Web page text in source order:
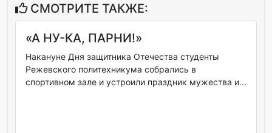
СМОТРИТЕ ТАКЖЕ:
«А НУ-КА, ПАРНИ!»
Накануне Дня защитника Отечества студенты
Режевского политехникума собрались в
спортивном зале и устроили праздник мужества и...